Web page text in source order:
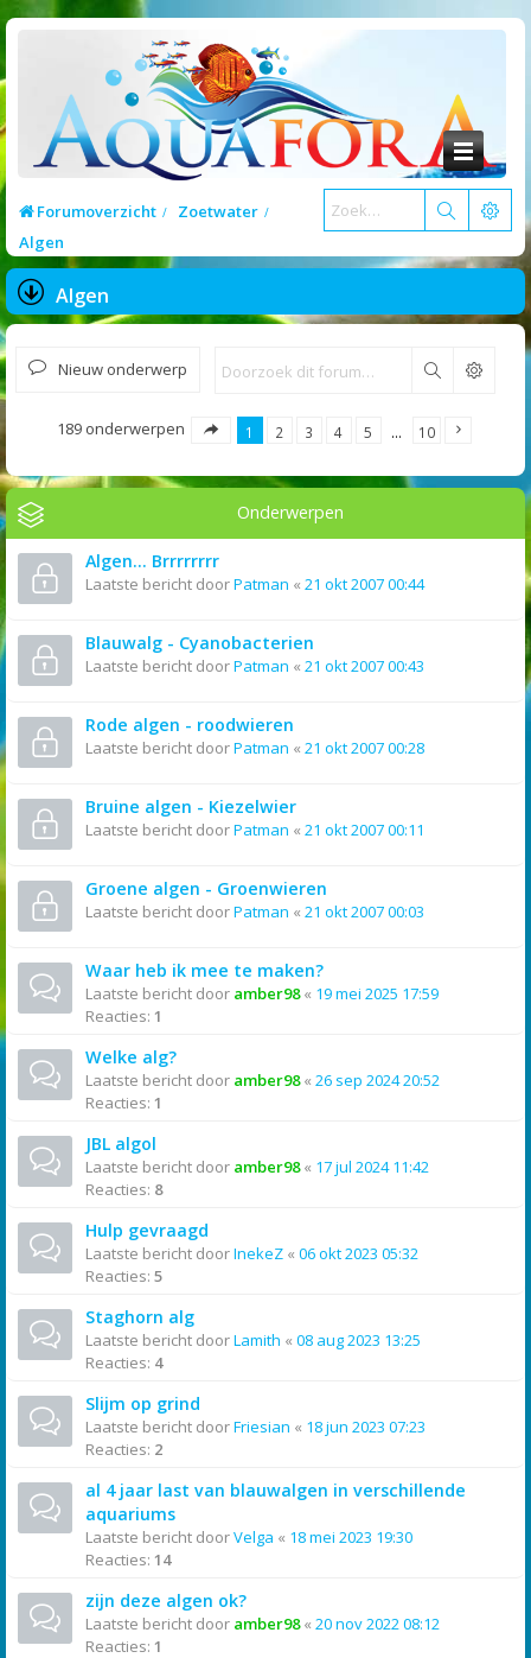
Forumoverzicht
Zoetwater
Algen
Algen
Nieuw onderwerp Zoek
189 onderwerpen 1 2 3 4 5 … 10
Onderwerpen
Algen... Brrrrrrrr
Laatste bericht doorPatman « 21 okt 2007 00:44
Blauwalg - Cyanobacterien
Laatste bericht doorPatman « 21 okt 2007 00:43
Rode algen - roodwieren
Laatste bericht doorPatman « 21 okt 2007 00:28
Bruine algen - Kiezelwier
Laatste bericht doorPatman « 21 okt 2007 00:11
Groene algen - Groenwieren
Laatste bericht doorPatman « 21 okt 2007 00:03
Waar heb ik mee te maken?
Laatste bericht door amber98« 19 mei 2025 17:59
Reacties: 1
Welke alg?
Laatste bericht door amber98« 26 sep 2024 20:52
Reacties: 1
JBL algol
Laatste bericht door amber98« 17 jul 2024 11:42
Reacties: 8
Hulp gevraagd
Laatste bericht doorInekeZ « 06 okt 2023 05:32
Reacties: 5
Staghorn alg
Laatste bericht doorLamith « 08 aug 2023 13:25
Reacties: 4
Slijm op grind
Laatste bericht doorFriesian « 18 jun 2023 07:23
Reacties: 2
al 4 jaar last van blauwalgen in verschillende
aquariums
Laatste bericht doorVelga « 18 mei 2023 19:30
Reacties: 14
zijn deze algen ok?
Laatste bericht door amber98« 20 nov 2022 08:12
Reacties: 1